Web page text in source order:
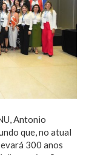
Antonio
que, no atual
300 anos